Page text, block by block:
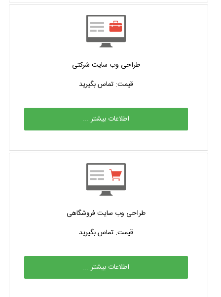
طراحی وب سایت شرکتی
قیمت: تماس بگیرید
اطلاعات بیشتر ...
طراحی وب سایت فروشگاهی
قیمت: تماس بگیرید
اطلاعات بیشتر ...